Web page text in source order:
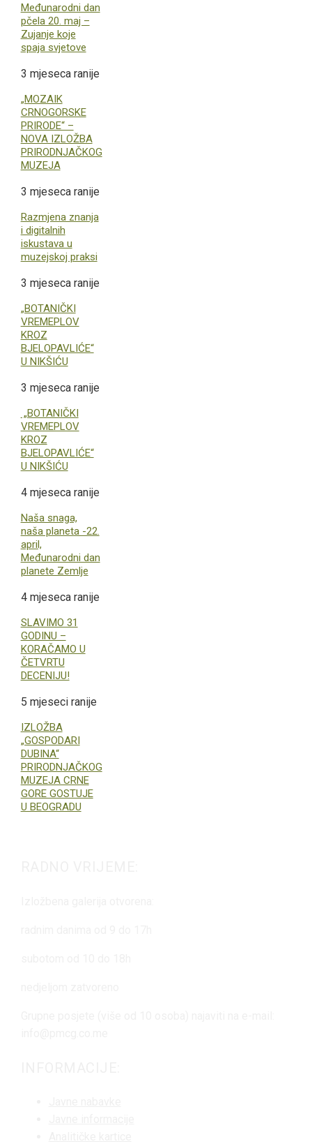
Međunarodni dan
pčela 20. maj –
Zujanje koje
spaja svjetove
3 mjeseca ranije
„MOZAIK
CRNOGORSKE
PRIRODE“ –
NOVA IZLOŽBA
PRIRODNJAČKOG
MUZEJA
3 mjeseca ranije
Razmjena znanja
i digitalnih
iskustava u
muzejskoj praksi
3 mjeseca ranije
„BOTANIČKI
VREMEPLOV
KROZ
BJELOPAVLIĆE“
U NIKŠIĆU
3 mjeseca ranije
„BOTANIČKI
VREMEPLOV
KROZ
BJELOPAVLIĆE“
U NIKŠIĆU
4 mjeseca ranije
Naša snaga,
naša planeta -22.
april,
Međunarodni dan
planete Zemlje
4 mjeseca ranije
SLAVIMO 31
GODINU –
KORAČAMO U
ČETVRTU
DECENIJU!
5 mjeseci ranije
IZLOŽBA
„GOSPODARI
DUBINA“
PRIRODNJAČKOG
MUZEJA CRNE
GORE GOSTUJE
U BEOGRADU